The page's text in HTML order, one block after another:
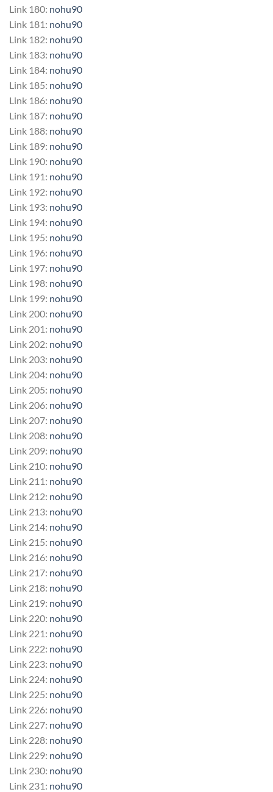
Link 180: nohu90
Link 181: nohu90
Link 182: nohu90
Link 183: nohu90
Link 184: nohu90
Link 185: nohu90
Link 186: nohu90
Link 187: nohu90
Link 188: nohu90
Link 189: nohu90
Link 190: nohu90
Link 191: nohu90
Link 192: nohu90
Link 193: nohu90
Link 194: nohu90
Link 195: nohu90
Link 196: nohu90
Link 197: nohu90
Link 198: nohu90
Link 199: nohu90
Link 200: nohu90
Link 201: nohu90
Link 202: nohu90
Link 203: nohu90
Link 204: nohu90
Link 205: nohu90
Link 206: nohu90
Link 207: nohu90
Link 208: nohu90
Link 209: nohu90
Link 210: nohu90
Link 211: nohu90
Link 212: nohu90
Link 213: nohu90
Link 214: nohu90
Link 215: nohu90
Link 216: nohu90
Link 217: nohu90
Link 218: nohu90
Link 219: nohu90
Link 220: nohu90
Link 221: nohu90
Link 222: nohu90
Link 223: nohu90
Link 224: nohu90
Link 225: nohu90
Link 226: nohu90
Link 227: nohu90
Link 228: nohu90
Link 229: nohu90
Link 230: nohu90
Link 231: nohu90